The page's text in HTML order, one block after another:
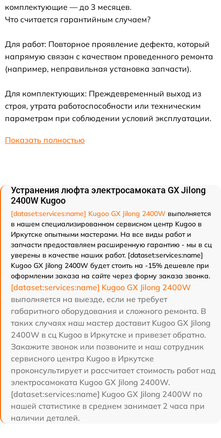
комплектующие — до 3 месяцев.
Что считается гарантийным случаем?
Для работ: Повторное проявление дефекта, который
напрямую связан с качеством проведенного ремонта
(например, неправильная установка запчасти).
Для комплектующих: Преждевременный выход из
строя, утрата работоспособности или техническим
параметрам при соблюдении условий эксплуатации.
Показать полностью
Устранения люфта электросамоката GX Jilong
2400W Kugoo
[dataset:services:name] Kugoo GX Jilong 2400W выполняется
в нашем специализированном сервисном центр Kugoo в
Иркутске опытными мастерами. На все виды работ и
запчасти предоставляем расширенную гарантию - мы в сц
уверены в качестве наших работ. [dataset:services:name]
Kugoo GX Jilong 2400W будет стоить на -15% дешевле при
оформлении заказа на сайте через форму заказа звонка.
[dataset:services:name] Kugoo GX Jilong 2400W
выполняется на выезде, если не требует
габаритного оборудования и сложного ремонта. В
таких случаях наш мастер доставит Kugoo GX Jilong
2400W в сц Kugoo в Иркутске и привезет обратно.
Закажите звонок или позвоните и наш сотрудник
сервисного центра Kugoo в Иркутске
проконсультирует и рассчитает стоимость работ над
электросамоката Kugoo GX Jilong 2400W.
[dataset:services:name] Kugoo GX Jilong 2400W по
нашей статистике в среднем занимает 2 часа при
наличии деталей.